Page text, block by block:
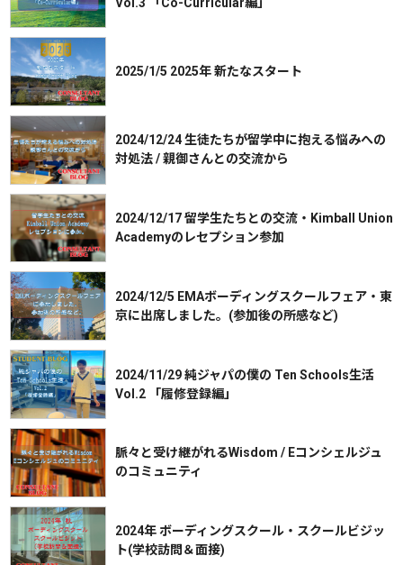
2025/1/5 2025年 新たなスタート
2024/12/24 生徒たちが留学中に抱える悩みへの
対処法 / 親御さんとの交流から
2024/12/17 留学生たちとの交流・Kimball Union
Academyのレセプション参加
2024/12/5 EMAボーディングスクールフェア・東
京に出席しました。(参加後の所感など)
2024/11/29 純ジャパの僕の Ten Schools生活
Vol.2 「履修登録編」
脈々と受け継がれるWisdom / Eコンシェルジュ
のコミュニティ
2024年 ボーディングスクール・スクールビジッ
ト(学校訪問＆面接)